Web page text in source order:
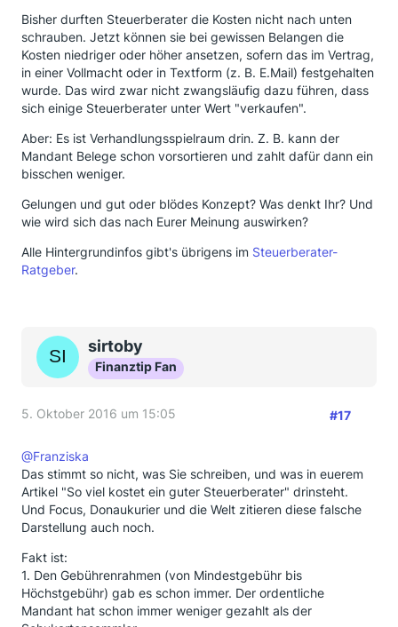
Bisher durften Steuerberater die Kosten nicht nach unten
schrauben. Jetzt können sie bei gewissen Belangen die
Kosten niedriger oder höher ansetzen, sofern das im Vertrag,
in einer Vollmacht oder in Textform (z. B. E.Mail) festgehalten
wurde. Das wird zwar nicht zwangsläufig dazu führen, dass
sich einige Steuerberater unter Wert "verkaufen".
Aber: Es ist Verhandlungsspielraum drin. Z. B. kann der
Mandant Belege schon vorsortieren und zahlt dafür dann ein
bisschen weniger.
Gelungen und gut oder blödes Konzept? Was denkt Ihr? Und
wie wird sich das nach Eurer Meinung auswirken?
Alle Hintergrundinfos gibt's übrigens im Steuerberater-
Ratgeber.
sirtoby
Finanztip Fan
5. Oktober 2016 um 15:05 #17
@Franziska
Das stimmt so nicht, was Sie schreiben, und was in euerem
Artikel "So viel kostet ein guter Steuerberater" drinsteht.
Und Focus, Donaukurier und die Welt zitieren diese falsche
Darstellung auch noch.
Fakt ist:
1. Den Gebührenrahmen (von Mindestgebühr bis
Höchstgebühr) gab es schon immer. Der ordentliche
Mandant hat schon immer weniger gezahlt als der